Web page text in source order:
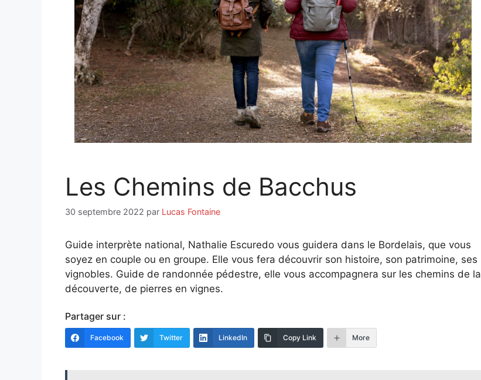
Les Chemins de Bacchus
30 septembre 2022 par Lucas Fontaine
Guide interprète national, Nathalie Escuredo vous guidera dans le Bordelais, que vous
soyez en couple ou en groupe. Elle vous fera découvrir son histoire, son patrimoine, ses
vignobles. Guide de randonnée pédestre, elle vous accompagnera sur les chemins de la
découverte, de pierres en vignes.
Partager sur :
Facebook Twitter LinkedIn Copy Link More